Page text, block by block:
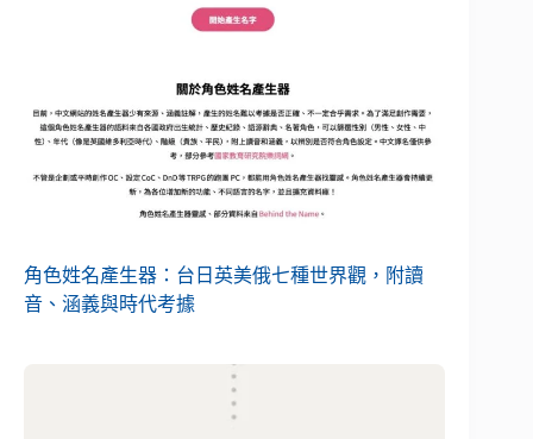
角色姓名產生器：台日英美俄七種世界觀，附讀
音、涵義與時代考據